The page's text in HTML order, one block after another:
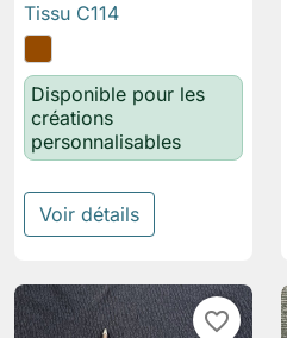
Tissu C114
Disponible pour les
créations
personnalisables
Voir détails
favorite_border